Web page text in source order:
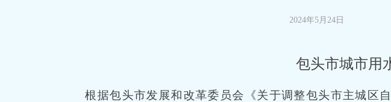
包头市城市用
根据包头市发展和改革委员会《关于调整包头市主城区
2024年5月24日